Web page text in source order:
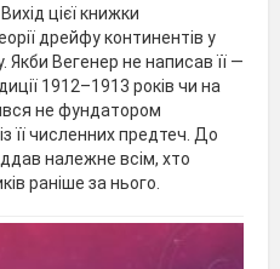
цієї книжки
дрейфу континентів у
Якби Вегенер не написав її —
1912–1913 років чи на
не фундатором
її численних предтеч. До
належне всім, хто
раніше за нього.